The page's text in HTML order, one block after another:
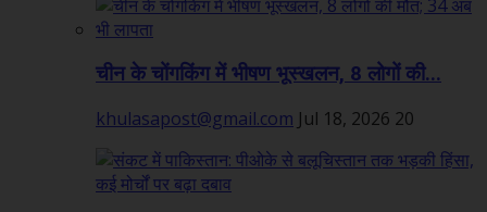
चीन के चोंगकिंग में भीषण भूस्खलन, 8 लोगों की...
khulasapost@gmail.com Jul 18, 2026 20